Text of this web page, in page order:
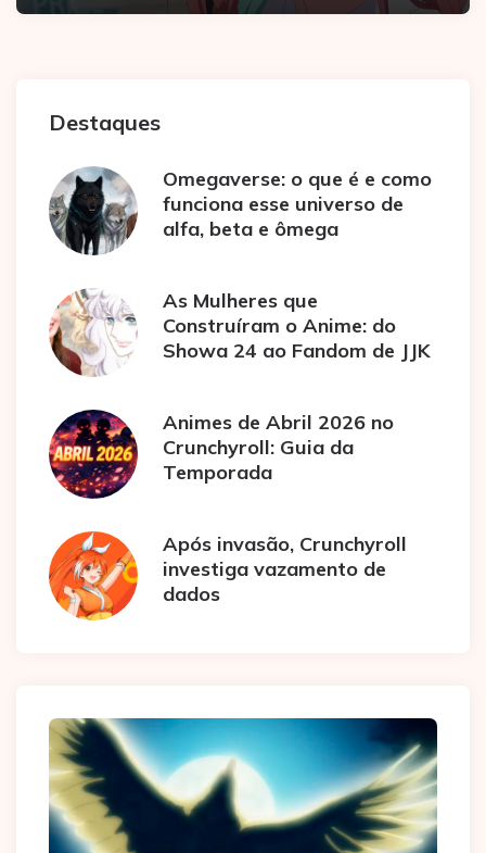
Destaques
Omegaverse: o que é e como
funciona esse universo de
alfa, beta e ômega
As Mulheres que
Construíram o Anime: do
Showa 24 ao Fandom de JJK
Animes de Abril 2026 no
Crunchyroll: Guia da
Temporada
Após invasão, Crunchyroll
investiga vazamento de
dados